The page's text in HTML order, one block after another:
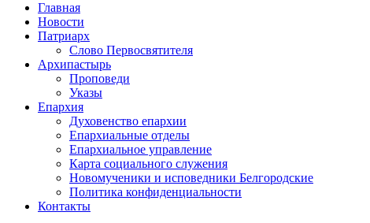
Главная
Новости
Патриарх
Слово Первосвятителя
Архипастырь
Проповеди
Указы
Епархия
Духовенство епархии
Епархиальные отделы
Епархиальное управление
Карта социального служения
Новомученики и исповедники Белгородские
Политика конфиденциальности
Контакты